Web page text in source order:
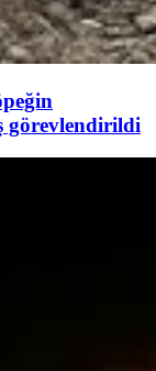
görevlendirildi